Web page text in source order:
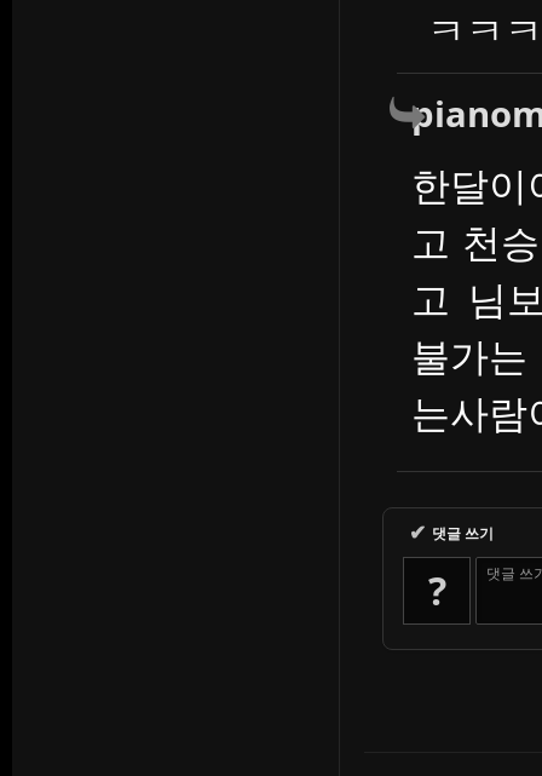
ㅋㅋ
한달
고 천
고 님
불가
는사람
✔ 댓글 쓰기
? 댓글 쓰